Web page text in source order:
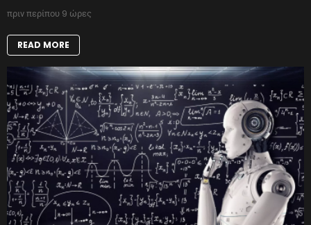
πριν περίπου 9 ώρες
READ MORE